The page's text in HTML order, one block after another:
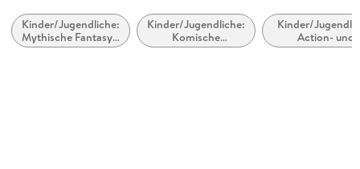
Autor/Autorin
Rick Riordan
Kinder/Jugendliche:
Mythische Fantasy /
Mythische Fiktion
Kinder/Jugendliche:
Komische
(humorvolle)
Kinder/
Action- und